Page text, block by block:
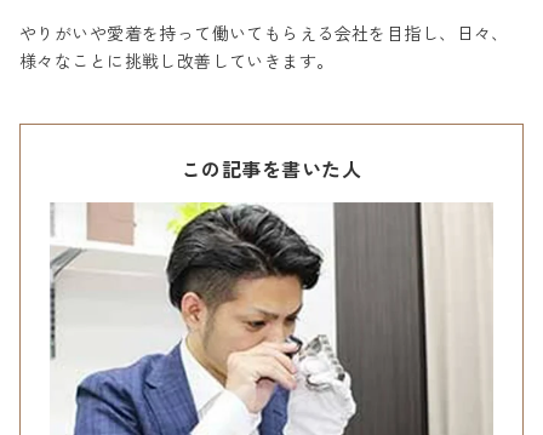
やりがいや愛着を持って働いてもらえる会社を目指し、日々、
様々なことに挑戦し改善していきます。
この記事を書いた人